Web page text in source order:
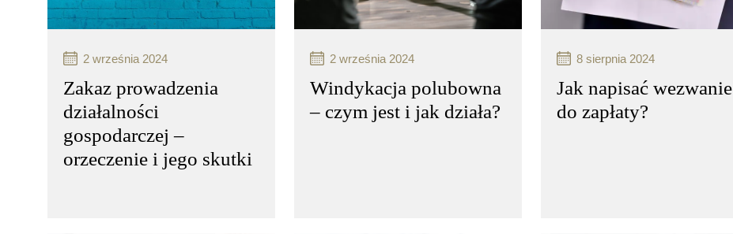
czytaj więcej.. czytaj więcej.. czytaj więcej..
2 września 2024
Zakaz prowadzenia
działalności
gospodarczej –
orzeczenie i jego skutki
2 września 2024
Windykacja polubowna
– czym jest i jak działa?
8 sierpnia 2024
Jak napisać wezwanie
do zapłaty?